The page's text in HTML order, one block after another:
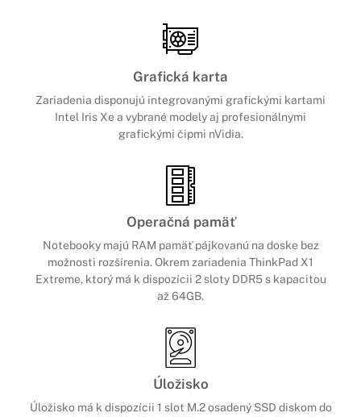
Grafická karta
Zariadenia disponujú integrovanými grafickými kartami
Intel Iris Xe a vybrané modely aj profesionálnymi
grafickými čipmi nVidia.
Operačná pamäť
Notebooky majú RAM pamäť pájkovanú na doske bez
možnosti rozšírenia. Okrem zariadenia ThinkPad X1
Extreme, ktorý má k dispozícii 2 sloty DDR5 s kapacitou
až 64GB.
Úložisko
Úložisko má k dispozícii 1 slot M.2 osadený SSD diskom do